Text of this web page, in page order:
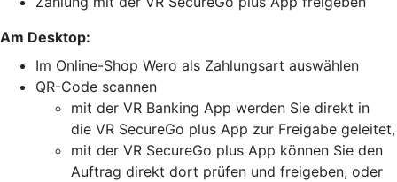
Am Desktop:
Im Online-Shop Wero als Zahlungsart auswählen
QR-Code scannen
mit der VR Banking App werden Sie direkt in
die VR SecureGo plus App zur Freigabe geleitet,
mit der VR SecureGo plus App können Sie den
Auftrag direkt dort prüfen und freigeben, oder